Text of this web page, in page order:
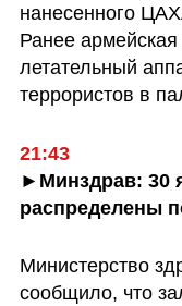
нанесенного
Ранее
летательный
террористов в
21:43
►Минздрав: 30
распределены
Министерство
сообщило, что